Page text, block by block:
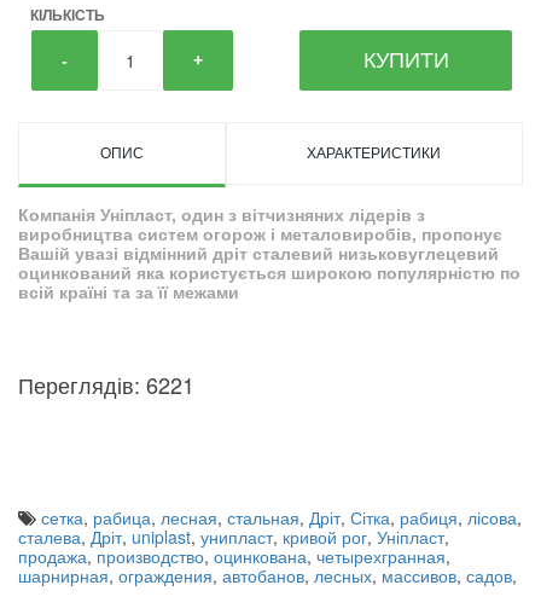
КІЛЬКІСТЬ
- + КУПИТИ
ОПИС ХАРАКТЕРИСТИКИ
Компанія Уніпласт, один з вітчизняних лідерів з
виробництва систем огорож і металовиробів, пропонує
Вашій увазі відмінний дріт сталевий низьковуглецевий
оцинкований яка користується широкою популярністю по
всій країні та за її межами
Переглядів: 6221
сетка, рабица, лесная, стальная, Дріт, Сітка, рабиця, лісова,
сталева, Дріт, uniplast, унипласт, кривой рог, Уніпласт,
продажа, производство, оцинкована, четырехгранная,
шарнирная, ограждения, автобанов, лесных, массивов, садов,